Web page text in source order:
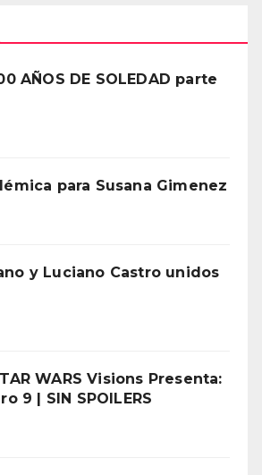
AÑOS DE SOLEDAD parte
para Susana Gimenez
y Luciano Castro unidos
WARS Visions Presenta:
9 | SIN SPOILERS